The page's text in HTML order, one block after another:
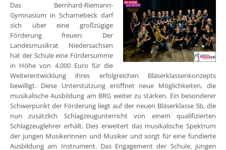
Das Bernhard-Riemann-
Gymnasium in Scharnebeck darf
sich über eine großzügige
Förderung freuen: Der
Landesmusikrat Niedersachsen
hat der Schule eine Fördersumme
in Höhe von 4.000 Euro für die
Weiterentwicklung ihres erfolgreichen Bläserklassenkonzepts
bewilligt. Diese Unterstützung eröffnet neue Möglichkeiten, die
musikalische Ausbildung am BRG weiter zu stärken. Ein besonderer
Schwerpunkt der Förderung liegt auf der neuen Bläserklasse 5b, die
nun zusätzlich Schlagzeugunterricht von einem qualifizierten
Schlagzeuglehrer erhält. Dies erweitert das musikalische Spektrum
der jungen Musikerinnen und Musiker und sorgt für eine fundierte
Ausbildung am Instrument. Das Engagement der Schule, jungen